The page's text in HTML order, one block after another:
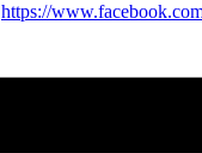
https://